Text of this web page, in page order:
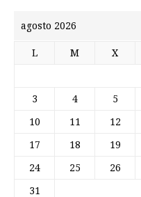
agosto 2026
L M X
3 4 5
10 11 12
17 18 19
24 25 26
31